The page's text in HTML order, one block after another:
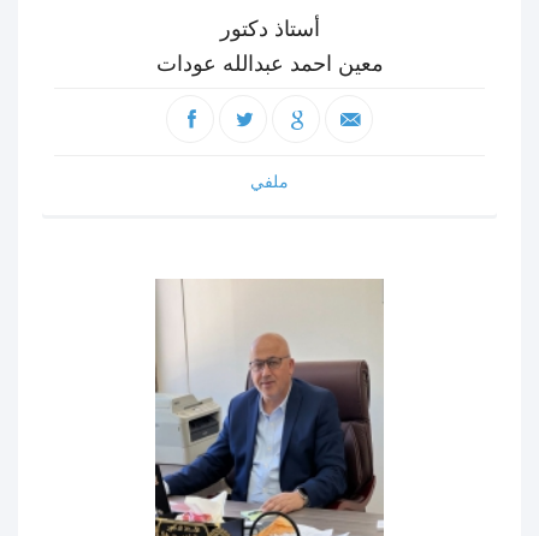
أستاذ دكتور
معين احمد عبدالله عودات
ملفي